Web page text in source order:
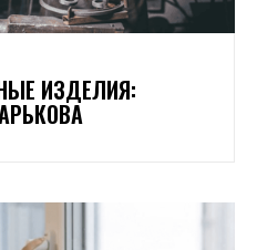
ИЗДЕЛИЯ: